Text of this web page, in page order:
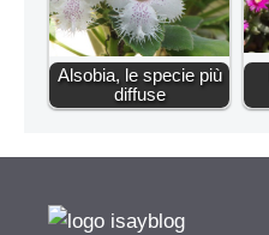
Alsobia, le specie più
diffuse